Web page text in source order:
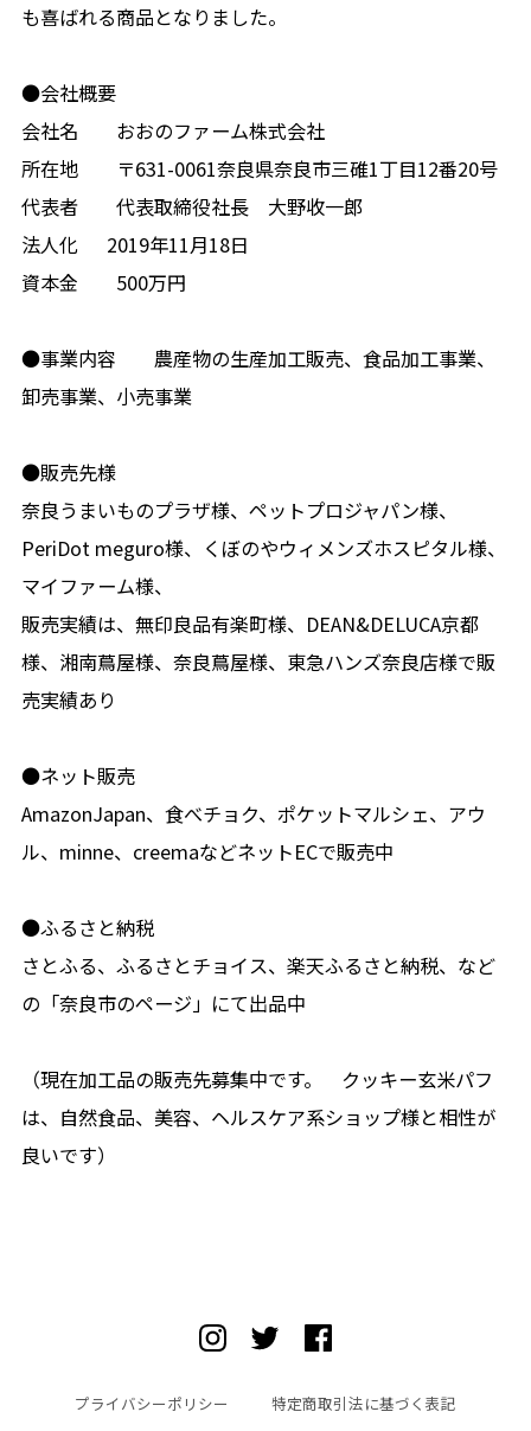
も喜ばれる商品となりました。
●会社概要
会社名 おおのファーム株式会社
所在地 〒631-0061奈良県奈良市三碓1丁目12番20号
代表者 代表取締役社長 大野收一郎
法人化 2019年11月18日
資本金 500万円
●事業内容 農産物の生産加工販売、食品加工事業、
卸売事業、小売事業
●販売先様
奈良うまいものプラザ様、ペットプロジャパン様、
PeriDot meguro様、くぼのやウィメンズホスピタル様、
マイファーム様、
販売実績は、無印良品有楽町様、DEAN&DELUCA京都
様、湘南蔦屋様、奈良蔦屋様、東急ハンズ奈良店様で販
売実績あり
●ネット販売
AmazonJapan、食べチョク、ポケットマルシェ、アウ
ル、minne、creemaなどネットECで販売中
●ふるさと納税
さとふる、ふるさとチョイス、楽天ふるさと納税、など
の「奈良市のページ」にて出品中
（現在加工品の販売先募集中です。 クッキー玄米パフ
は、自然食品、美容、ヘルスケア系ショップ様と相性が
良いです）
プライバシーポリシー 特定商取引法に基づく表記